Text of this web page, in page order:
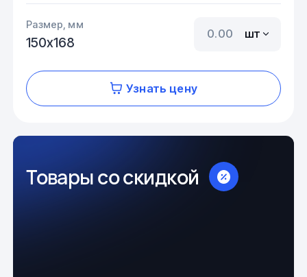
Размер, мм
150х168
шт
Узнать цену
Товары со скидкой